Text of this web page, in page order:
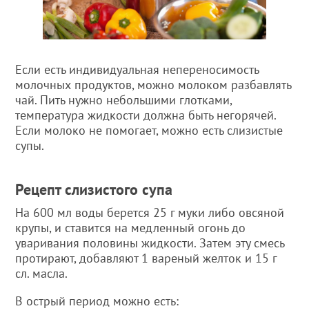
Если есть индивидуальная непереносимость
молочных продуктов, можно молоком разбавлять
чай. Пить нужно небольшими глотками,
температура жидкости должна быть негорячей.
Если молоко не помогает, можно есть слизистые
супы.
Рецепт слизистого супа
На 600 мл воды берется 25 г муки либо овсяной
крупы, и ставится на медленный огонь до
уваривания половины жидкости. Затем эту смесь
протирают, добавляют 1 вареный желток и 15 г
сл. масла.
В острый период можно есть: